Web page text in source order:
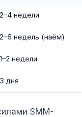
2–4 недели
2–6 недель (наём)
1–2 недели
3 дня
SMM-